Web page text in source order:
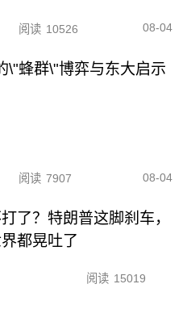
阅读 10526 08-04
\"蜂群\"博弈与东大启示
阅读 7907 08-04
了？特朗普这脚刹车，
都晃吐了
阅读 15019